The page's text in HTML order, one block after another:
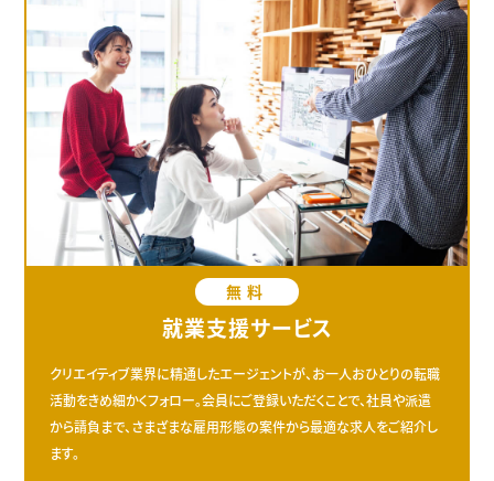
プロフェッショナル×つながる×メディア
無料
就業支援サービス
クリエイティブ業界に精通したエージェントが、お一人おひとりの転職
活動をきめ細かくフォロー。会員にご登録いただくことで、社員や派遣
から請負まで、さまざまな雇用形態の案件から最適な求人をご紹介し
ます。